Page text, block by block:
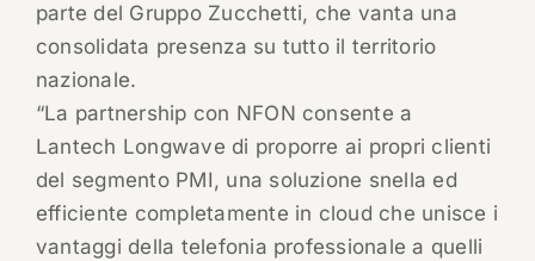
parte del Gruppo Zucchetti, che vanta una
consolidata presenza su tutto il territorio
nazionale.
“La partnership con NFON consente a
Lantech Longwave di proporre ai propri clienti
del segmento PMI, una soluzione snella ed
efficiente completamente in cloud che unisce i
vantaggi della telefonia professionale a quelli